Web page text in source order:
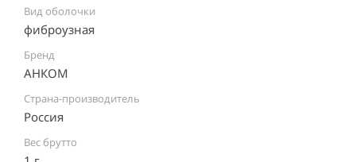
Вид оболочки
фиброузная
Бренд
АНКОМ
Страна-производитель
Россия ⠀
Вес брутто